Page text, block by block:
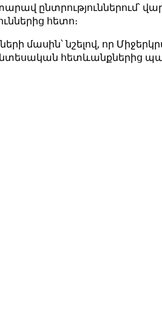
ընտրություններում՝
հետո։
մասին՝ նշելով, որ
հետևանքներից